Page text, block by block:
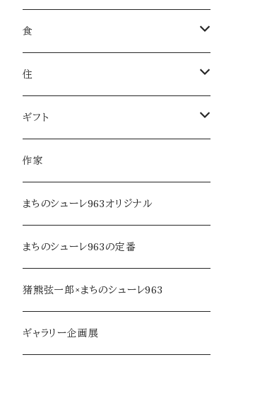
衣類
服飾雑貨
服飾小物／その他
食
菓子
飲みもの
麺類・麺
調味料・オイル
乾物・だし
ジャム・加工品
soe farm
住
日用品
本・音楽
家具・インテリア
アロマ・フレグランス
民芸品・手仕事
ギフト
ラッピング
作家
まちのシューレ963オリジナル
まちのシューレ963の定番
猪熊弦一郎×まちのシューレ963
ギャラリー企画展